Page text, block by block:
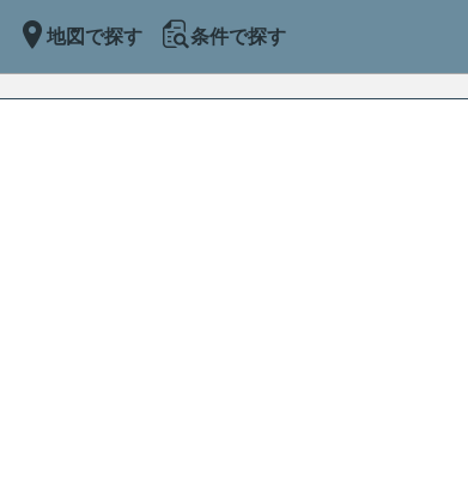
地図で探す 条件で探す